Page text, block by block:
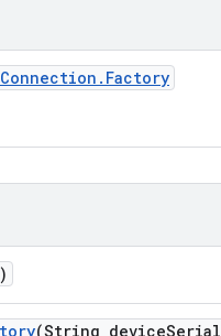
Connection . Factory
(String deviceSerial